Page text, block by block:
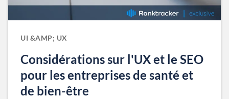
UI &AMP; UX
Considérations sur l'UX et le SEO
pour les entreprises de santé et
de bien-être